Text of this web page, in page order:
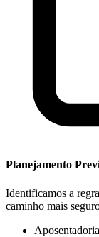
Planejamento
Identificamos a
caminho mais